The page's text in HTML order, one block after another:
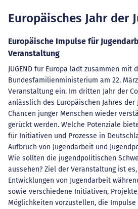
Europäisches Jahr der
Europäische Impulse für
Veranstaltung
JUGEND für Europa lädt zusammen mit
Bundesfamilienministerium am 22.
Veranstaltung ein. Im dritten Jahr der
anlässlich des Europäischen Jahres der
Chancen junger Menschen wieder
gerückt werden. Welche Potenziale
für Initiativen und Prozesse in
Aufbruch von Jugendarbeit und
Wie sollten die jugendpolitischen
aussehen? Ziel der Veranstaltung ist
Entwicklungen von Jugendarbeit
sowie verschiedene Initiativen,
Möglichkeiten vorzustellen, die